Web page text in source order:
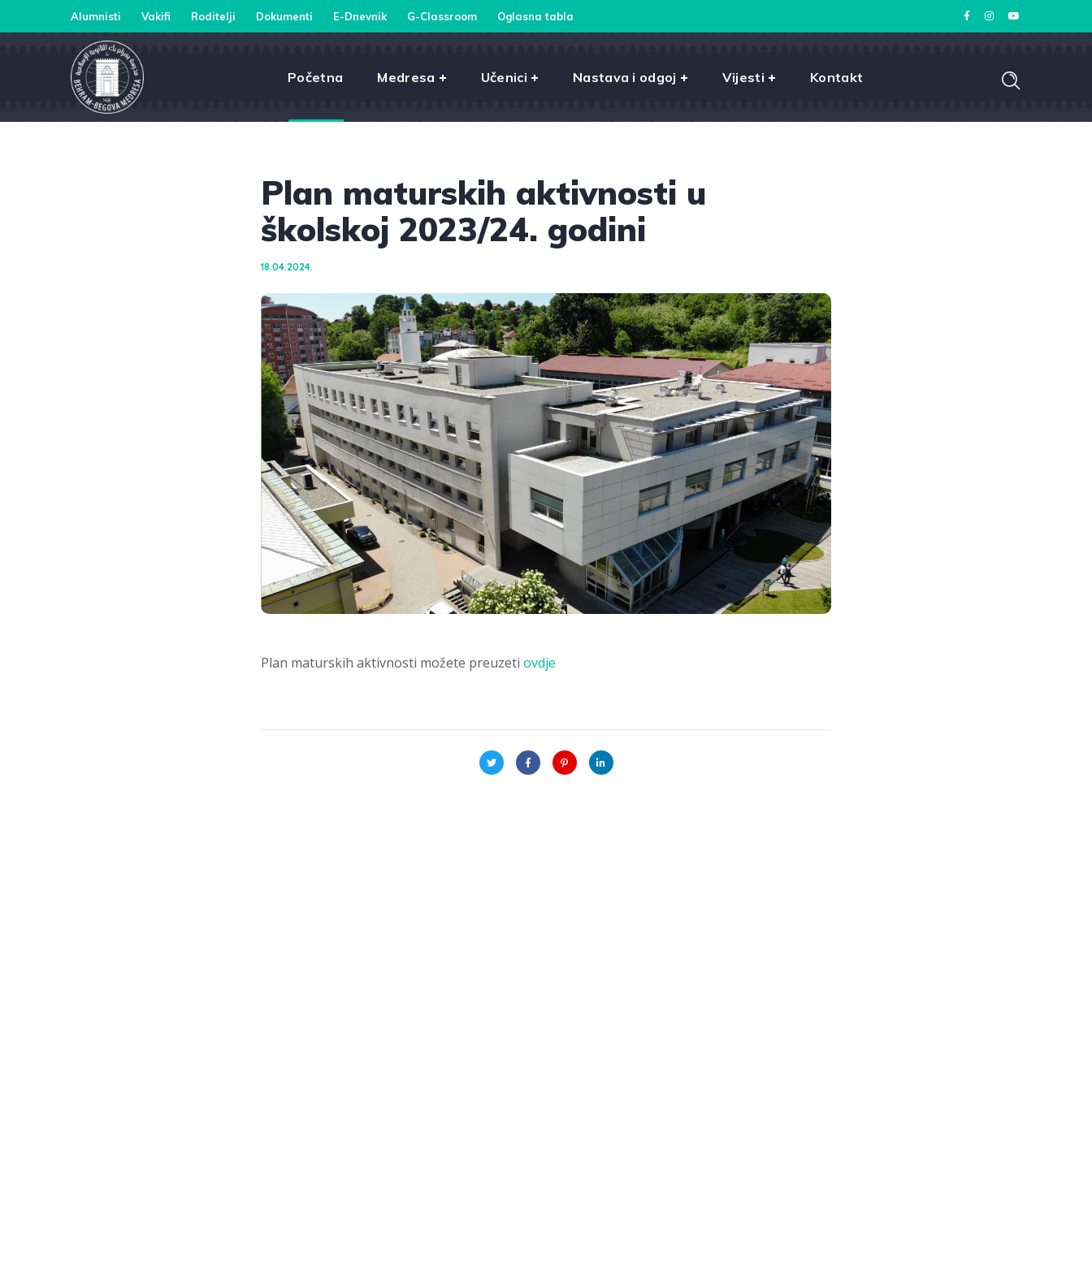
Alumnisti Vakifi Roditelji Dokumenti E-Dnevnik G-Classroom Oglasna tabla
Početna Medresa Učenici Nastava i odgoj Vijesti Kontakt
Plan maturskih aktivnosti u
školskoj 2023/24. godini
18.04.2024.
Plan maturskih aktivnosti možete preuzeti ovdje